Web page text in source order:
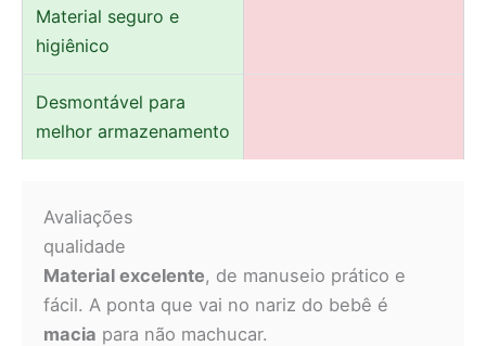
Material seguro e
higiênico
Desmontável para
melhor armazenamento
Avaliações
qualidade
Material excelente, de manuseio prático e
fácil. A ponta que vai no nariz do bebê é
macia para não machucar.